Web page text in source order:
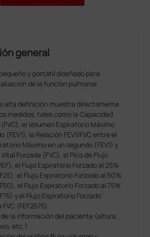
general
y portátil diseñado para
de la función pulmonar.
alta definición muestra directamente
medidos, tales como la Capacidad
el Volumen Espiratorio Máximo
(FEV1), la Relación FEV1/FVC entre el
Máximo en un segundo (FEV1) y
Forzada (FVC), el Pico de Flujo
el Flujo Espiratorio Forzado al 25%
el Flujo Espiratorio Forzado al 50%
el Flujo Espiratorio Forzado al 75%
y el Flujo Espiratorio Forzado
(FEF2575).
la información del paciente (altura,
etc.)